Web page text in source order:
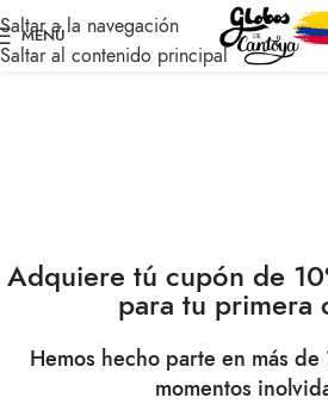
Saltar a la navegación
Saltar al contenido principal
MENÚ
Adquiere tú cupón de
para tu primera
Hemos hecho parte en más
momentos